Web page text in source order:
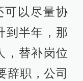
可以尽量协
到半年，那
，替补岗位
辞职，公司